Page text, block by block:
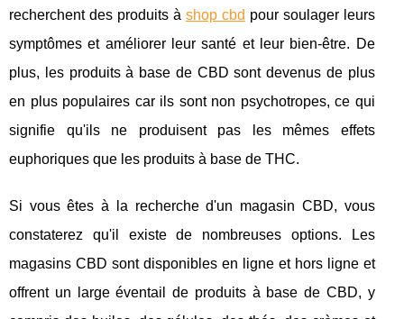
recherchent des produits à shop cbd pour soulager leurs
symptômes et améliorer leur santé et leur bien-être. De
plus, les produits à base de CBD sont devenus de plus
en plus populaires car ils sont non psychotropes, ce qui
signifie qu'ils ne produisent pas les mêmes effets
euphoriques que les produits à base de THC.
Si vous êtes à la recherche d'un magasin CBD, vous
constaterez qu'il existe de nombreuses options. Les
magasins CBD sont disponibles en ligne et hors ligne et
offrent un large éventail de produits à base de CBD, y